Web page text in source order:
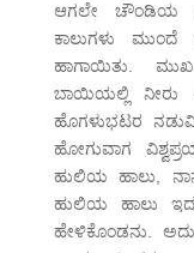
ಆಗಲೇ ಚೌಂಡಿಯ
ಕಾಲುಗಳು ಮುಂದೆ
ಹಾಗಾಯಿತು. ಮುಖ
ಬಾಯಿಯಲ್ಲಿ
ಹೊಗಳುಭಟರ
ಹೋಗುವಾಗ
ಹುಲಿಯ ಹಾಲು,
ಹುಲಿಯ ಹಾಲು
ಹೇಳಿಕೊಂಡನು.